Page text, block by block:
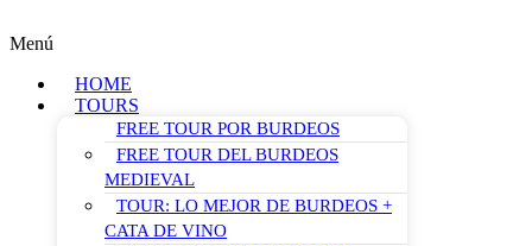
Menú
HOME
TOURS
FREE TOUR POR BURDEOS
FREE TOUR DEL BURDEOS
MEDIEVAL
TOUR: LO MEJOR DE BURDEOS +
CATA DE VINO